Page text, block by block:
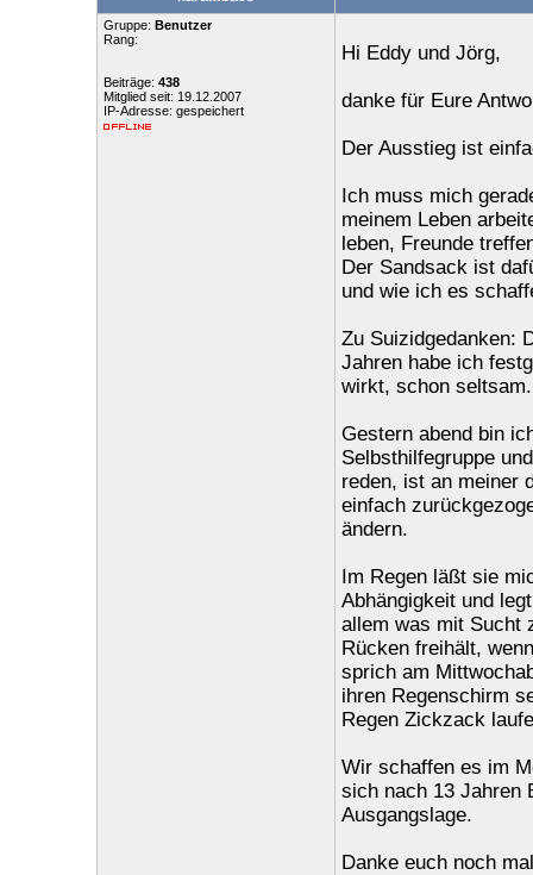
Gruppe: Benutzer
Rang:
Beiträge: 438
Mitglied seit: 19.12.2007
IP-Adresse: gespeichert
Hi Eddy und Jörg,
danke für Eure
Der Ausstieg ist
Ich muss mich
meinem Leben
leben, Freunde
Der Sandsack ist
und wie ich es
Zu Suizidgedanken:
Jahren habe ich
wirkt, schon seltsam.
Gestern abend bin
Selbsthilfegruppe
reden, ist an meiner
einfach
ändern.
Im Regen läßt sie
Abhängigkeit und
allem was mit Sucht
Rücken freihält,
sprich am
ihren Regenschirm
Regen Zickzack
Wir schaffen es im
sich nach 13 Jahren
Ausgangslage.
Danke euch noch